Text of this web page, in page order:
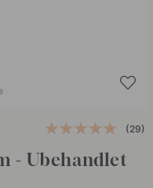
(29)
- Ubehandlet